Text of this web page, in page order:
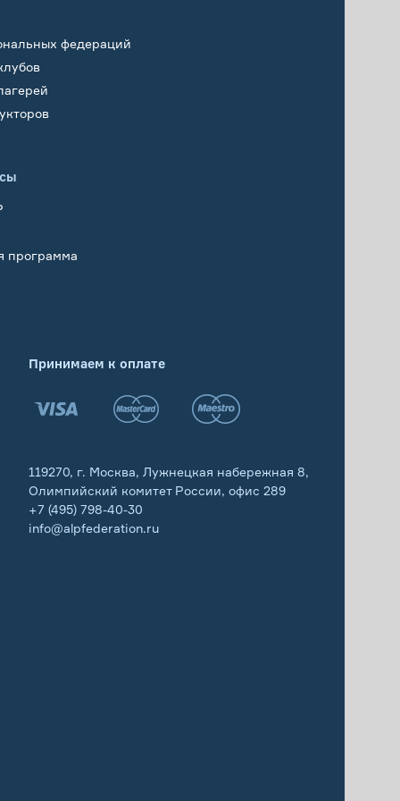
федераций
программа
Принимаем к оплате
119270, г. Москва, Лужнецкая набережная 8,
Олимпийский комитет России, офис 289
+7 (495) 798-40-30
info@alpfederation.ru